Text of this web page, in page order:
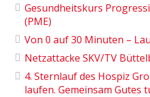
Gesundheitskurs
(PME)
Von 0 auf 30 Minuten –
Netzattacke SKV/TV
4. Sternlauf des Hospiz
laufen. Gemeinsam Gutes